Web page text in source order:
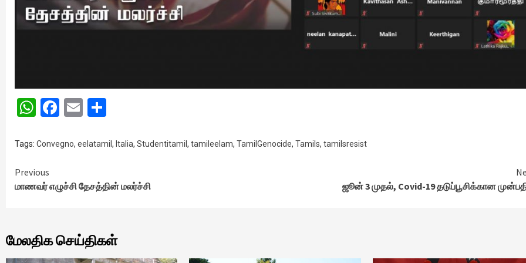
WhatsApp
Facebook
Email
Tags: Convegno, eelatamil , Italia, Studentitamil , tamileelam, TamilGenocide, Tamils, tamilsresist
Continue
Reading
Previous
மாணவர் எழுச்சி தேசத்தின் மலர்ச்சி
ஜூன் 3 முதல், Covid-19 தடுப்பூசிக்கான
மேலதிக செய்திகள்